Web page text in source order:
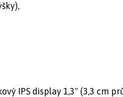
IPS display 1,3" (3,3 cm